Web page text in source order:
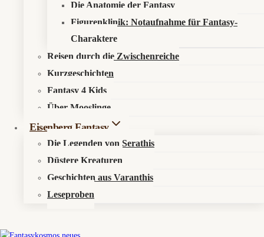
Die Anatomie der Fantasy
Figurenklinik: Notaufnahme für Fantasy-
Charaktere
Reisen durch die Zwischenreiche
Kurzgeschichten
Fantasy 4 Kids
Über Mooslinge
Eisenberg Fantasy
Die Legenden von Serathis
Düstere Kreaturen
Geschichten aus Varanthis
Leseproben
Sternenmusiken aus Serathis auf unserem YouTube-Kanal
youtube.com/@Fantasykosmos.
Orsamar – Woche 21/2026